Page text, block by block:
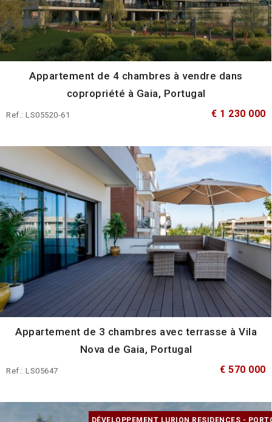
Appartement de 4 chambres à vendre dans
copropriété à Gaia, Portugal
Ref.: LS05520-61 € 1 230 000
Appartement de 3 chambres avec terrasse à Vila
Nova de Gaia, Portugal
Ref.: LS05647 € 570 000